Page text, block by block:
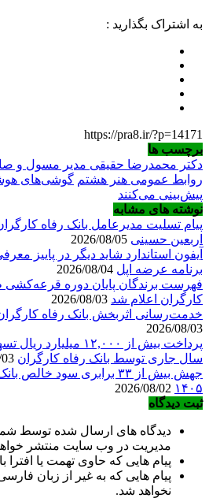
به اشتراک بگذارید :
https://pra8.ir/?p=14171
برچسب ها
دکتر محمدرضا حقیقی مدیر مسول و
روابط عمومی هنر هشتم گوشی‌های
پیش‌بینی می‌کنند
نوشته های مشابه
پیام تسلیت مدیرعامل بانک رفاه
اربعین حسینی
آیفون استاندارد شاید دیگر در پاییز
برنامه عرضه اپل
فهرست برندگان پایان دوره قرعه‌کشی
کارگران اعلام شد
خدمت‌رسانی اثربخش بانک رفاه
2026/08/03
پرداخت بیش از ۱۲,۰۰۰
سال جاری توسط بانک رفاه کارگران
جهش بیش از ۳۳ برابری سود
۱۴۰۵
ثبت دیدگاه
دیدگاه های ارسال شده توسط
مدیریت در وب سایت منتشر
پیام هایی که حاوی تهمت یا
پیام هایی که به غیر از زبان
نخواهد شد.